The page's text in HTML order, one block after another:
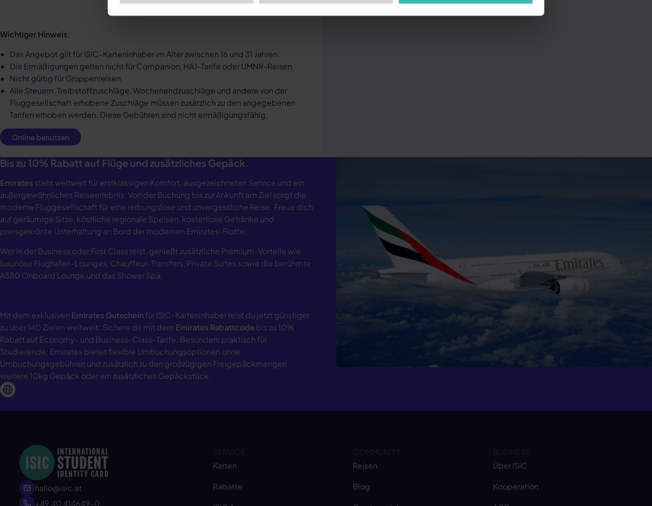
Wichtiger Hinweis:
Das Angebot gilt für ISIC-Karteninhaber im Alter zwischen 16 und 31 Jahren.
Die Ermäßigungen gelten nicht für Companion, HAJ-Tarife oder UMNR-Reisen.
Nicht gültig für Gruppenreisen
Alle Steuern, Treibstoffzuschläge, Wochenendzuschläge und andere von der
Fluggesellschaft erhobene Zuschläge müssen zusätzlich zu den angegebenen
Tarifen erhoben werden. Diese Gebühren sind nicht ermäßigungsfähig.
Online benutzen
Bis zu 10% Rabatt auf Flüge und zusätzliches Gepäck.
Emirates steht weltweit für erstklassigen Komfort, ausgezeichneten Service und ein
außergewöhnliches Reiseerlebnis. Von der Buchung bis zur Ankunft am Ziel sorgt die
moderne Fluggesellschaft für eine reibungslose und unvergessliche Reise. Freue dich
auf geräumige Sitze, köstliche regionale Speisen, kostenlose Getränke und
preisgekrönte Unterhaltung an Bord der modernen Emirates-Flotte.
Wer in der Business oder First Class reist, genießt zusätzliche Premium-Vorteile wie
luxuriöse Flughafen-Lounges, Chauffeur-Transfers, Private Suites sowie die berühmte
A380 Onboard Lounge und das Shower Spa.
Mit dem exklusiven Emirates Gutscheinfür ISIC-Karteninhaber reist du jetzt günstiger
zu über 140 Zielen weltweit. Sichere dir mit dem Emirates Rabattcode bis zu 10%
Rabatt auf Economy- und Business-Class-Tarife. Besonders praktisch für
Studierende: Emirates bietet flexible Umbuchungsoptionen ohne
Umbuchungsgebühren und zusätzlich zu den großzügigen Freigepäckmengen
weitere 10kg Gepäck oder ein zusätzliches Gepäckstück.
hallo@isic.at
+49 40 414649-0
Karten
Rabatte
Über ISIC
Kooperation
Reisen
Blog